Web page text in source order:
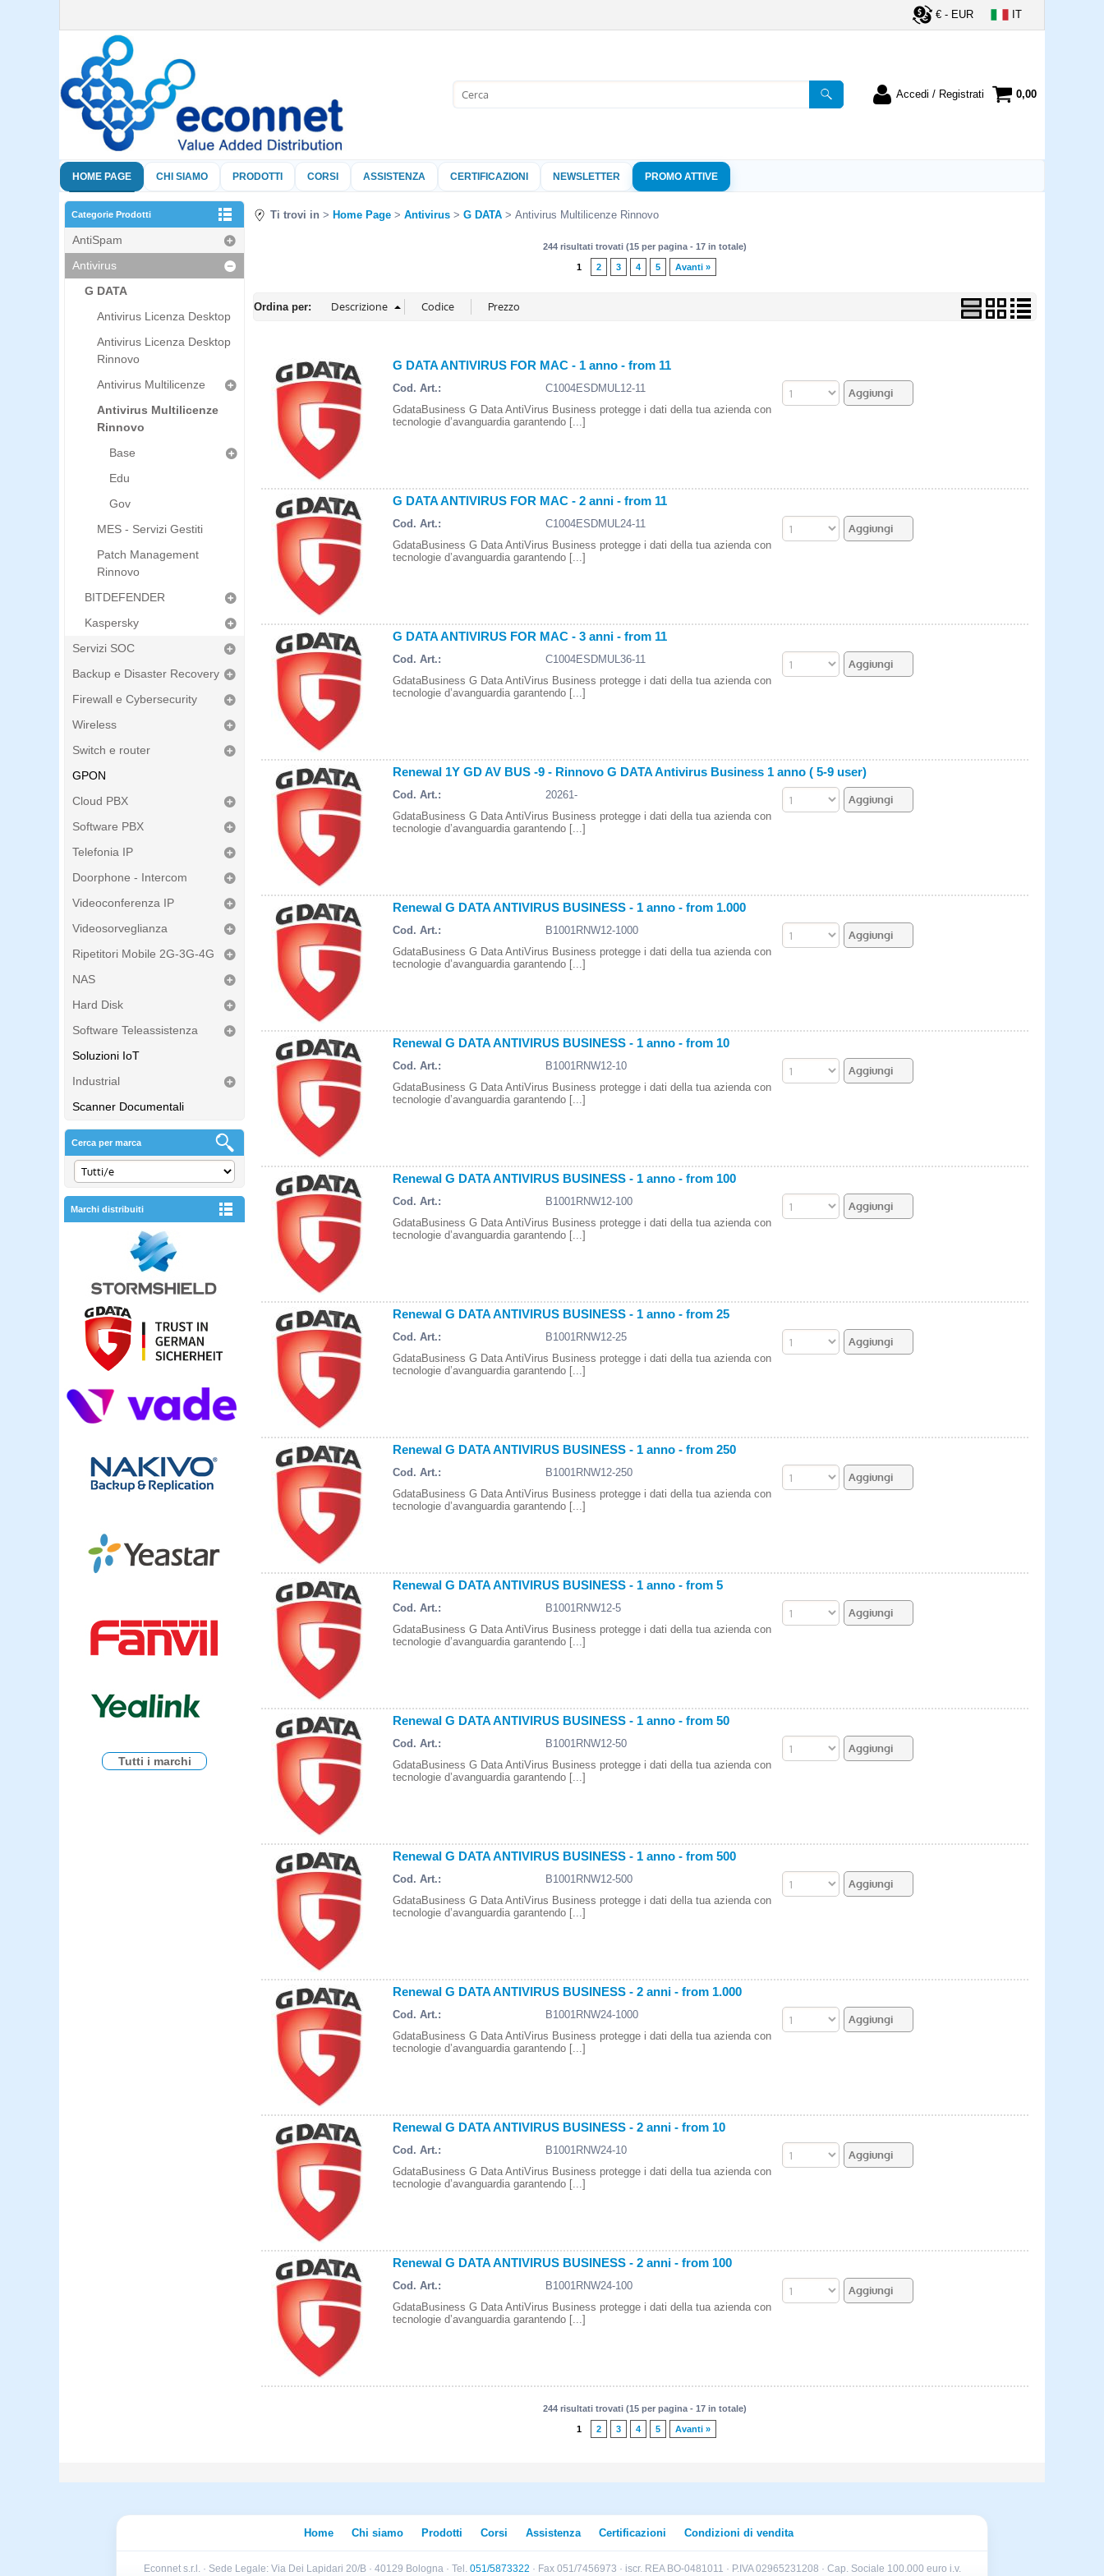
€ - EUR IT
Accedi / Registrati
nome utente e la password e poi
clicca sul pulsante "Accedi"
Password:
0,00
HOME PAGE CHI SIAMO PRODOTTI CORSI ASSISTENZA CERTIFICAZIONI NEWSLETTER PROMO ATTIVE
Categorie Prodotti
AntiSpam
Antivirus
G DATA
Antivirus Licenza Desktop
Antivirus Licenza Desktop
Rinnovo
Antivirus Multilicenze
Antivirus Multilicenze
Rinnovo
Base
Edu
Gov
MES - Servizi Gestiti
Patch Management
Rinnovo
BITDEFENDER
Kaspersky
Servizi SOC
Backup e Disaster Recovery
Firewall e Cybersecurity
Wireless
Switch e router
GPON
Cloud PBX
Software PBX
Telefonia IP
Doorphone - Intercom
Videoconferenza IP
Videosorveglianza
Ripetitori Mobile 2G-3G-4G
NAS
Hard Disk
Software Teleassistenza
Soluzioni IoT
Industrial
Scanner Documentali
Cerca per marca
Marchi distribuiti
Tutti i marchi
Ti trovi in Home Page Antivirus G DATA Antivirus Multilicenze Rinnovo
244 risultati trovati (15 per pagina - 17 in totale)
1 2 3 4 5 Avanti »
Ordina per:
G DATA ANTIVIRUS FOR MAC - 1 anno - from 11
Cod. Art.:
C1004ESDMUL12-11
GdataBusiness G Data AntiVirus Business protegge i dati della tua azienda con
tecnologie d’avanguardia garantendo [...]
G DATA ANTIVIRUS FOR MAC - 2 anni - from 11
Cod. Art.:
C1004ESDMUL24-11
GdataBusiness G Data AntiVirus Business protegge i dati della tua azienda con
tecnologie d’avanguardia garantendo [...]
G DATA ANTIVIRUS FOR MAC - 3 anni - from 11
Cod. Art.:
C1004ESDMUL36-11
GdataBusiness G Data AntiVirus Business protegge i dati della tua azienda con
tecnologie d’avanguardia garantendo [...]
Renewal 1Y GD AV BUS -9 - Rinnovo G DATA Antivirus Business 1 anno ( 5-9 user)
Cod. Art.:
20261-
GdataBusiness G Data AntiVirus Business protegge i dati della tua azienda con
tecnologie d’avanguardia garantendo [...]
Renewal G DATA ANTIVIRUS BUSINESS - 1 anno - from 1.000
Cod. Art.:
B1001RNW12-1000
GdataBusiness G Data AntiVirus Business protegge i dati della tua azienda con
tecnologie d’avanguardia garantendo [...]
Renewal G DATA ANTIVIRUS BUSINESS - 1 anno - from 10
Cod. Art.:
B1001RNW12-10
GdataBusiness G Data AntiVirus Business protegge i dati della tua azienda con
tecnologie d’avanguardia garantendo [...]
Renewal G DATA ANTIVIRUS BUSINESS - 1 anno - from 100
Cod. Art.:
B1001RNW12-100
GdataBusiness G Data AntiVirus Business protegge i dati della tua azienda con
tecnologie d’avanguardia garantendo [...]
Renewal G DATA ANTIVIRUS BUSINESS - 1 anno - from 25
Cod. Art.:
B1001RNW12-25
GdataBusiness G Data AntiVirus Business protegge i dati della tua azienda con
tecnologie d’avanguardia garantendo [...]
Renewal G DATA ANTIVIRUS BUSINESS - 1 anno - from 250
Cod. Art.:
B1001RNW12-250
GdataBusiness G Data AntiVirus Business protegge i dati della tua azienda con
tecnologie d’avanguardia garantendo [...]
Renewal G DATA ANTIVIRUS BUSINESS - 1 anno - from 5
Cod. Art.:
B1001RNW12-5
GdataBusiness G Data AntiVirus Business protegge i dati della tua azienda con
tecnologie d’avanguardia garantendo [...]
Renewal G DATA ANTIVIRUS BUSINESS - 1 anno - from 50
Cod. Art.:
B1001RNW12-50
GdataBusiness G Data AntiVirus Business protegge i dati della tua azienda con
tecnologie d’avanguardia garantendo [...]
Renewal G DATA ANTIVIRUS BUSINESS - 1 anno - from 500
Cod. Art.:
B1001RNW12-500
GdataBusiness G Data AntiVirus Business protegge i dati della tua azienda con
tecnologie d’avanguardia garantendo [...]
Renewal G DATA ANTIVIRUS BUSINESS - 2 anni - from 1.000
Cod. Art.:
B1001RNW24-1000
GdataBusiness G Data AntiVirus Business protegge i dati della tua azienda con
tecnologie d’avanguardia garantendo [...]
Renewal G DATA ANTIVIRUS BUSINESS - 2 anni - from 10
Cod. Art.:
B1001RNW24-10
GdataBusiness G Data AntiVirus Business protegge i dati della tua azienda con
tecnologie d’avanguardia garantendo [...]
Renewal G DATA ANTIVIRUS BUSINESS - 2 anni - from 100
Cod. Art.:
B1001RNW24-100
GdataBusiness G Data AntiVirus Business protegge i dati della tua azienda con
tecnologie d’avanguardia garantendo [...]
244 risultati trovati (15 per pagina - 17 in totale)
1 2 3 4 5 Avanti »
Home Chi siamo Prodotti Corsi Assistenza Certificazioni Condizioni di vendita
Econnet s.r.l. · Sede Legale: Via Dei Lapidari 20/B · 40129 Bologna · Tel. 051/5873322 · Fax 051/7456973 · iscr. REA BO-0481011 · P.IVA 02965231208 · Cap. Sociale 100.000 euro i.v.